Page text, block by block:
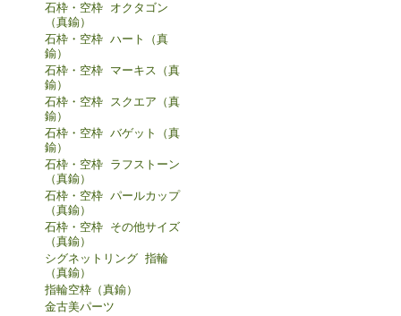
石枠・空枠 オクタゴン
（真鍮）
石枠・空枠 ハート（真
鍮）
石枠・空枠 マーキス（真
鍮）
石枠・空枠 スクエア（真
鍮）
石枠・空枠 バゲット（真
鍮）
石枠・空枠 ラフストーン
（真鍮）
石枠・空枠 パールカップ
（真鍮）
石枠・空枠 その他サイズ
（真鍮）
シグネットリング 指輪
（真鍮）
指輪空枠（真鍮）
金古美パーツ